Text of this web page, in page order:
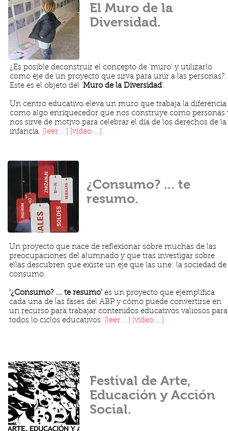
El Muro de la
Diversidad.
¿Es posible deconstruir el concepto de 'muro' y utilizarlo
como eje de un proyecto que sirva para unir a las personas?.
Este es el objeto del 'Muro de la Diversidad'.
Un centro educativo eleva un muro que trabaja la diferencia
como algo enriquecedor que nos construye como personas
nos sirve de motivo para celebrar el día de los derechos de la
infancia.
[leer ...] [vídeo ...]
¿Consumo? ... te
resumo.
Un proyecto que nace de reflexionar sobre muchas de las
preocupaciones del alumnado y que tras investigar sobre
ellas descubren que existe un eje que las une: la sociedad de
consumo.
'¿Consumo? ... te resumo' es un proyecto que ejemplifica
cada una de las fases del ABP y cómo puede convertirse en
un recurso para trabajar contenidos educativos valiosos para
todos lo ciclos educativos.
[leer ...] [vídeo ...
Festival de Arte,
Educación y Acción
Social.